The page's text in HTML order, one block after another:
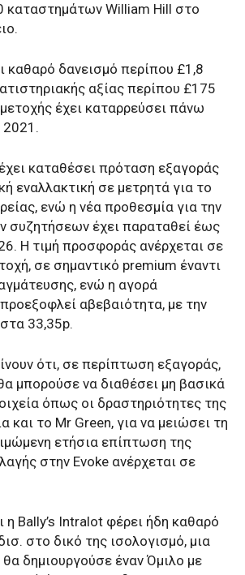
καταστημάτων William Hill στο
καθαρό δανεισμό περίπου £1,8
αξίας περίπου £175
έχει καταρρεύσει πάνω
2021.
καταθέσει πρόταση εξαγοράς
εναλλακτική σε μετρητά για το
ενώ η νέα προθεσμία για την
συζητήσεων έχει παραταθεί έως
Η τιμή προσφοράς ανέρχεται σε
σε σημαντικό premium έναντι
ενώ η αγορά
αβεβαιότητα, με την
στα 33,35p.
ότι, σε περίπτωση εξαγοράς,
μπορούσε να διαθέσει μη βασικά
όπως οι δραστηριότητες της
και το Mr Green, για να μειώσει τη
ετήσια επίπτωση της
στην Evoke ανέρχεται σε
η Bally’s Intralot φέρει ήδη καθαρό
στο δικό της ισολογισμό, μια
δημιουργούσε έναν Όμιλο με